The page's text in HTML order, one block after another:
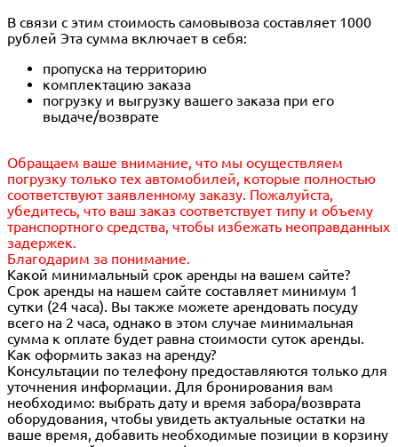
В связи с этим стоимость самовывоза составляет 1000
рублей Эта сумма включает в себя:
пропуска на территорию
комплектацию заказа
погрузку и выгрузку вашего заказа при его
выдаче/возврате
Обращаем ваше внимание, что мы осуществляем
погрузку только тех автомобилей, которые полностью
соответствуют заявленному заказу. Пожалуйста,
убедитесь, что ваш заказ соответствует типу и объему
транспортного средства, чтобы избежать неоправданных
задержек.
Благодарим за понимание.
Какой минимальный срок аренды на вашем сайте?
Срок аренды на нашем сайте составляет минимум 1
сутки (24 часа). Вы также можете арендовать посуду
всего на 2 часа, однако в этом случае минимальная
сумма к оплате будет равна стоимости суток аренды.
Как оформить заказ на аренду?
Консультации по телефону предоставляются только для
уточнения информации. Для бронирования вам
необходимо: выбрать дату и время забора/возврата
оборудования, чтобы увидеть актуальные остатки на
ваше время, добавить необходимые позиции в корзину